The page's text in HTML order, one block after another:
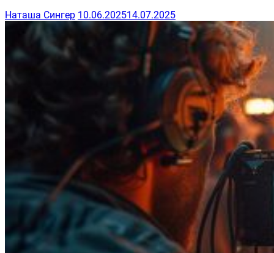
Наташа Сингер 10.06.202514.07.2025